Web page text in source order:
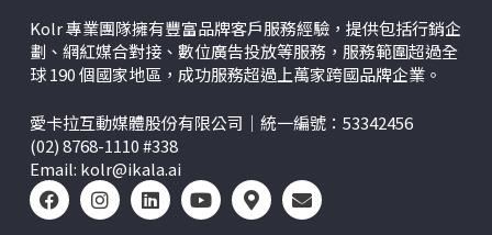
Kolr 專業團隊擁有豐富品牌客戶服務經驗，提供包括行銷企
劃、網紅媒合對接、數位廣告投放等服務，服務範圍超過全
球 190 個國家地區，成功服務超過上萬家跨國品牌企業。
愛卡拉互動媒體股份有限公司｜統一編號：53342456
(02) 8768-1110 #338
Email: kolr@ikala.ai